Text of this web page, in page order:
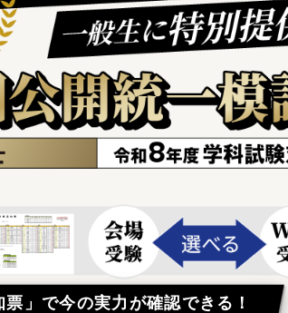
票」で今の実力が確認できる！